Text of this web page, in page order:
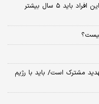
جزئیات صدور احکام بازنشستگی اعلام شد/ این افراد باید ۵ سال بیشتر
مشترک است/ باید با رژیم